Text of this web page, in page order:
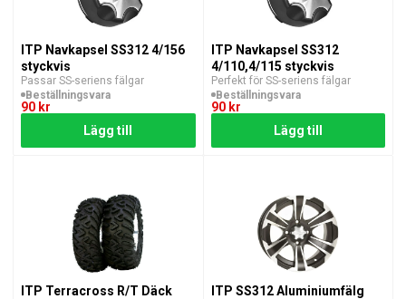
ITP Navkapsel SS312 4/156
styckvis
Passar SS-seriens fälgar
Beställningsvara
90 kr
Lägg till
ITP Navkapsel SS312
4/110,4/115 styckvis
Perfekt för SS-seriens fälgar
Beställningsvara
90 kr
Lägg till
ITP Terracross R/T Däck ITP SS312 Aluminiumfälg